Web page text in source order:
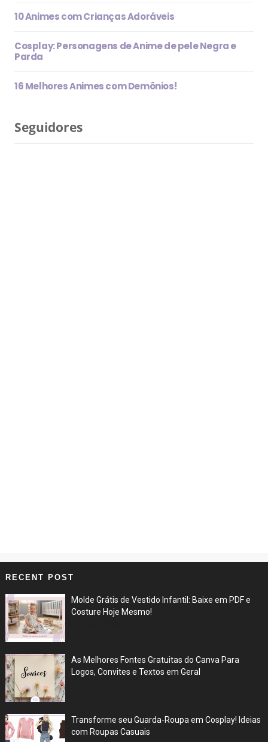
10 Animes com Crianças Adoráveis
Cosplay: Personagens de Anime de pele Negra e
Parda
16 Melhores Animes com Demônios!
Seguidores
RECENT POST
Molde Grátis de Vestido Infantil: Baixe em PDF e
Costure Hoje Mesmo!
As Melhores Fontes Gratuitas do Canva Para
Logos, Convites e Textos em Geral
Transforme seu Guarda-Roupa em Cosplay! Ideias
com Roupas Casuais